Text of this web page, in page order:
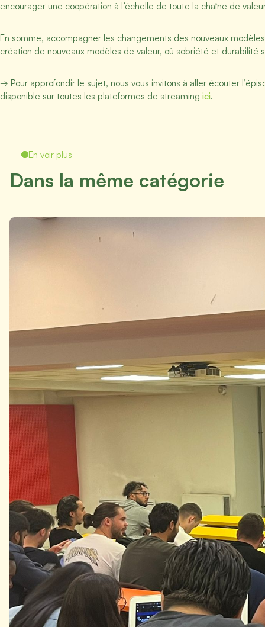
encourager une coopération à l’échelle de toute la chaîne de
En somme, accompagner les changements des nouveaux
création de nouveaux modèles de valeur, où sobriété et
→ Pour approfondir le sujet, nous vous invitons à aller écouter
disponible sur toutes les plateformes de streaming ici.
En voir plus
Dans la même catégorie